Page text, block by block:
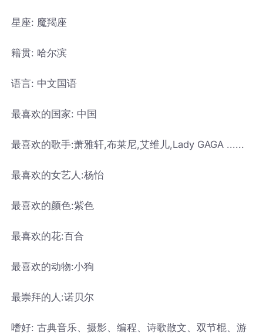
星座: 魔羯座
籍贯: 哈尔滨
语言: 中文国语
最喜欢的国家: 中国
最喜欢的歌手:萧雅轩,布莱尼,艾维儿,Lady GAGA ......
最喜欢的女艺人:杨怡
最喜欢的颜色:紫色
最喜欢的花:百合
最喜欢的动物:小狗
最崇拜的人:诺贝尔
嗜好: 古典音乐、摄影、编程、诗歌散文、双节棍、游